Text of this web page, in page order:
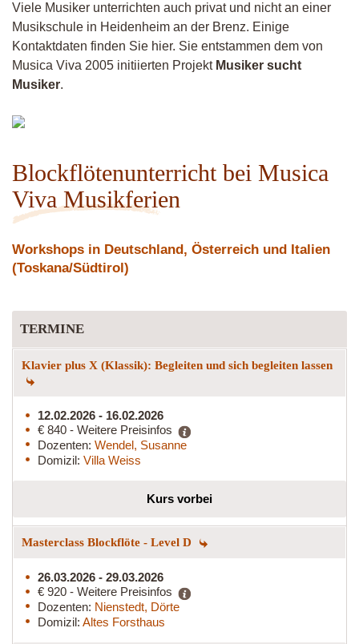
Viele Musiker unterrichten auch privat und nicht an einer
Musikschule in Heidenheim an der Brenz. Einige
Kontaktdaten finden Sie hier. Sie entstammen dem von
Musica Viva 2005 initiierten Projekt Musiker sucht
Musiker.
Blockflötenunterricht bei Musica
Viva Musikferien
Workshops in Deutschland, Österreich und Italien
(Toskana/Südtirol)
TERMINE
Klavier plus X (Klassik): Begleiten und sich begleiten lassen
12.02.2026 - 16.02.2026
€ 840 - Weitere Preisinfos
Dozenten: Wendel, Susanne
Domizil: Villa Weiss
Kurs vorbei
Masterclass Blockflöte - Level D
26.03.2026 - 29.03.2026
€ 920 - Weitere Preisinfos
Dozenten: Nienstedt, Dörte
Domizil: Altes Forsthaus